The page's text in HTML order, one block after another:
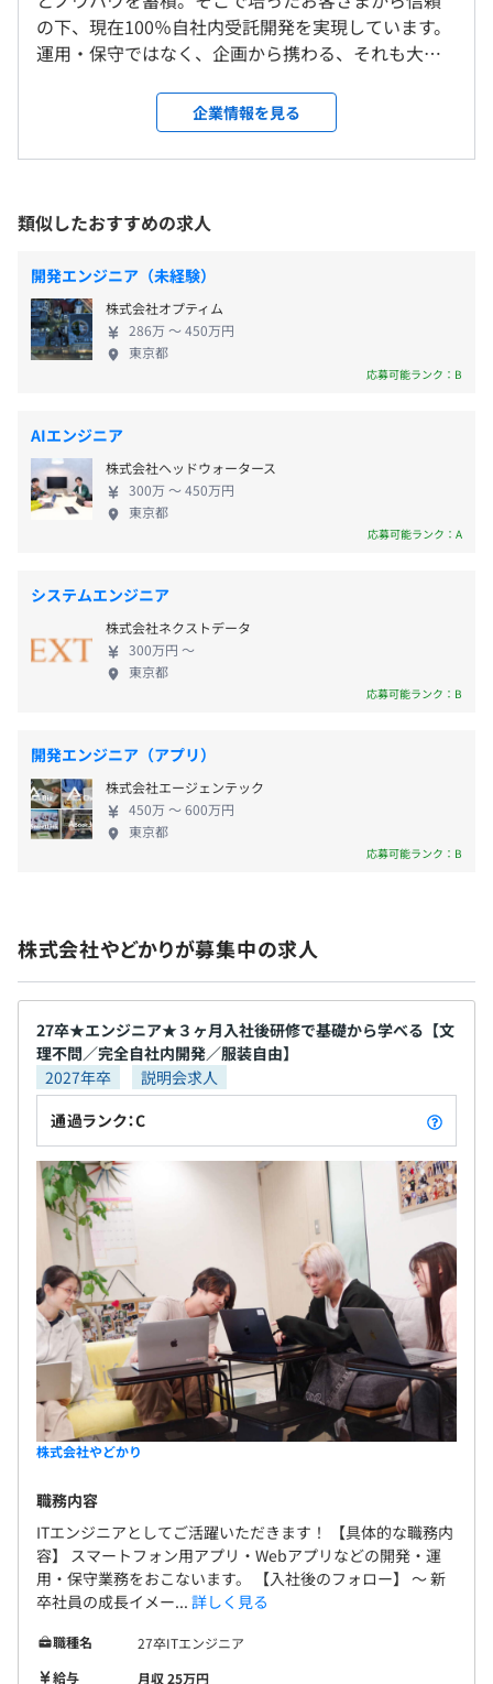
【開発環境】
■言語：Swift, java, kotlin
■フレームワーク：Android SDK
■ソース管理：GitHub
3ヶ月ごとの四半期ごとに目標管理をしています。
意向をもとにやりがいのある目標を設定します
02：進捗確認
2週間に1回の面談を通して進捗を確認
四半期の最後に振り返り面談をして評価
↓
04：役員面談
年2回のタイミングで役員面談があります
四半期ごとの目標の達成度から報酬に反映します
【エンジニアリーダー】32歳（Wさん）
2013年-2018年 エンジニア（iOS, Android, WEB, DB最適
化）
2019年-2023年 PM, ディレクター
ウォーターフォールをメインに開発しています。協力会社
に合わせてスクラム開発で行う場合もあります。顧客理解
やユーザービリティを意識して開発します。
案件ごとに3～4名のチーム体制で3ヶ月ほどの開発を行う
ことが多く、平均年齢33歳で20代・30代が活躍していま
す。
受動喫煙防止措置に関する事項
・通勤交通費（全額支給）
＊社内イベントが多いです。仕事も遊びも全力です
【各種手当】
・クリボッチ手当（2万円／12月25日にぼっちの社員全員
に支給！）
・海外出張手当（海外に行くチャンスがあります！）
・バンジージャンプ手当（2万円以内）
昇給査定年 年1回（4月）
年金加入、雇用保険
6カ月（待遇の変更はありません）
の下、現在100％自社内受託開発を実現しています。
運用・保守ではなく、企画から携わる、それも大手
トなどのバックエンドから携わるプロジェクトをご
依頼いただいたいます。 やどかりには多種多様なエ
ンジニアが在籍しており、全工程をまとめて開発す
プリ開発やサーバ構築も幅広くワンストップで対応
できます。 クライアントは、代表やベテラン社員と
の間で築かれてきた信頼関係により「リピートして
くださるお客さま」と「新規にサービスを立ち上げ
たいと相談をくださるお客さま」。お客さまが思い
描いているプロダクトを、当社ならではのカタチに
して提供しています。 【事業内容】 〈受託IT開発会
※企画から実装、リニューアルまで一貫したサービ
スづくりをしています。 【ユニークな社風】 企業理
念は「仲間と全力で働き、全力で遊ぶ」。 服装や見
た目は自由で、個人のアイデンティティーを大切に
しております。外国籍のメンバーも多数在籍していま
を実現するべく、全力で遊び、全力で働く社風を育
てています。
企業情報を見る
類似したおすすめの求人
開発エンジニア（未経験）
株式会社オプティム
286万 〜 450万円
東京都
応募可能ランク：B
AIエンジニア
株式会社ヘッドウォータース
300万 〜 450万円
東京都
応募可能ランク：A
システムエンジニア
株式会社ネクストデータ
300万円 〜
東京都
応募可能ランク：B
開発エンジニア（アプリ）
株式会社エージェンテック
450万 〜 600万円
東京都
応募可能ランク：B
株式会社やどかりが募集中の求人
27卒★エンジニア★３ヶ月入社後研修で基礎から学べる【文
理不問／完全自社内開発／服装自由】
2027年卒
説明会求人
通過ランク：C
株式会社やどかり
職務内容
ITエンジニアとしてご活躍いただきます！ 【具体的な職務内
容】 スマートフォン用アプリ・Webアプリなどの開発・運
用・保守業務をおこないます。 【入社後のフォロー】 〜 新
卒社員の成長イメー... 詳しく見る
職種名
27卒ITエンジニア
給与
月収 25万円